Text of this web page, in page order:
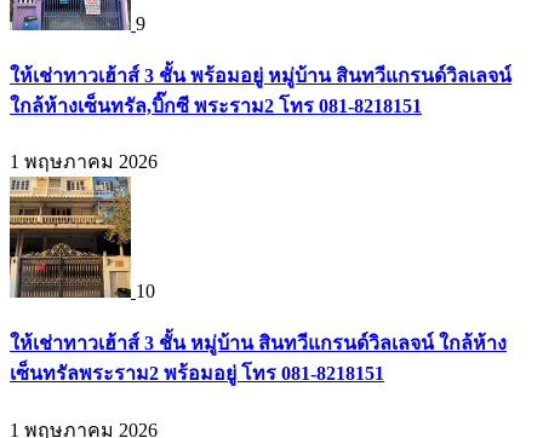
9
ให้เช่าทาวเฮ้าส์ 3 ชั้น พร้อมอยู่ หมู่บ้าน สินทวีแกรนด์วิลเลจน์
ใกล้ห้างเซ็นทรัล,บิ๊กซี พระราม2 โทร 081-8218151
1 พฤษภาคม 2026
10
ให้เช่าทาวเฮ้าส์ 3 ชั้น หมู่บ้าน สินทวีแกรนด์วิลเลจน์ ใกล้ห้าง
เซ็นทรัลพระราม2 พร้อมอยู่ โทร 081-8218151
1 พฤษภาคม 2026